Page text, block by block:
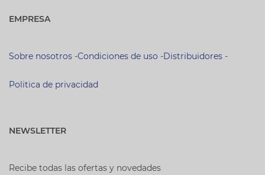
EMPRESA
Sobre nosotros -Condiciones de uso -Distribuidores -
Politica de privacidad
NEWSLETTER
Recibe todas las ofertas y novedades